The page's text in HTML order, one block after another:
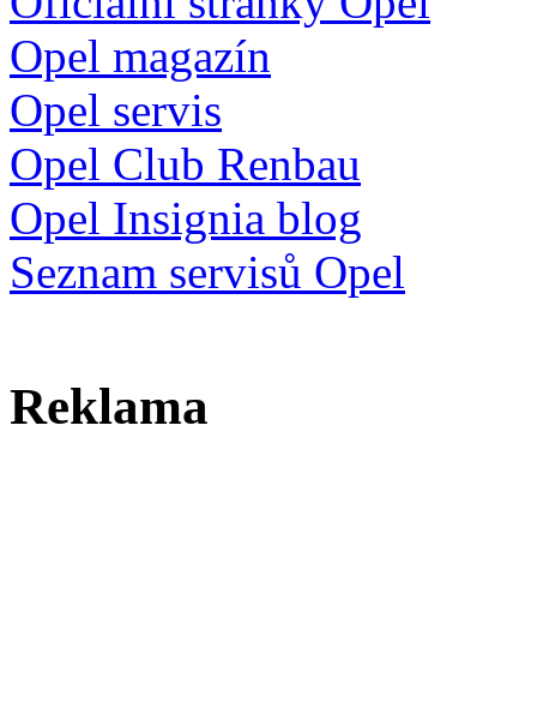
Opel magazín
Opel servis
Opel Club Renbau
Opel Insignia blog
Seznam servisů Opel
Reklama